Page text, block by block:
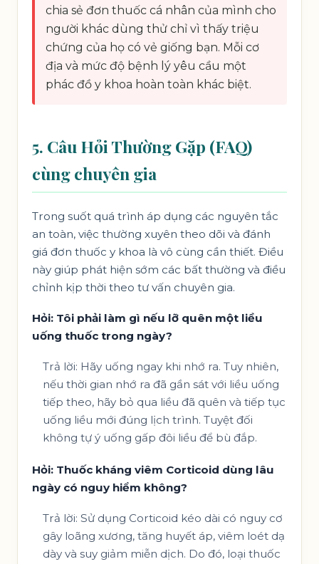
chia sẻ đơn thuốc cá nhân của mình cho
người khác dùng thử chỉ vì thấy triệu
chứng của họ có vẻ giống bạn. Mỗi cơ
địa và mức độ bệnh lý yêu cầu một
phác đồ y khoa hoàn toàn khác biệt.
5. Câu Hỏi Thường Gặp (FAQ)
cùng chuyên gia
Trong suốt quá trình áp dụng các nguyên tắc
an toàn, việc thường xuyên theo dõi và đánh
giá đơn thuốc y khoa là vô cùng cần thiết. Điều
này giúp phát hiện sớm các bất thường và điều
chỉnh kịp thời theo tư vấn chuyên gia.
Hỏi: Tôi phải làm gì nếu lỡ quên một liều
uống thuốc trong ngày?
Trả lời: Hãy uống ngay khi nhớ ra. Tuy nhiên,
nếu thời gian nhớ ra đã gần sát với liều uống
tiếp theo, hãy bỏ qua liều đã quên và tiếp tục
uống liều mới đúng lịch trình. Tuyệt đối
không tự ý uống gấp đôi liều để bù đắp.
Hỏi: Thuốc kháng viêm Corticoid dùng lâu
ngày có nguy hiểm không?
Trả lời: Sử dụng Corticoid kéo dài có nguy cơ
gây loãng xương, tăng huyết áp, viêm loét dạ
dày và suy giảm miễn dịch. Do đó, loại thuốc